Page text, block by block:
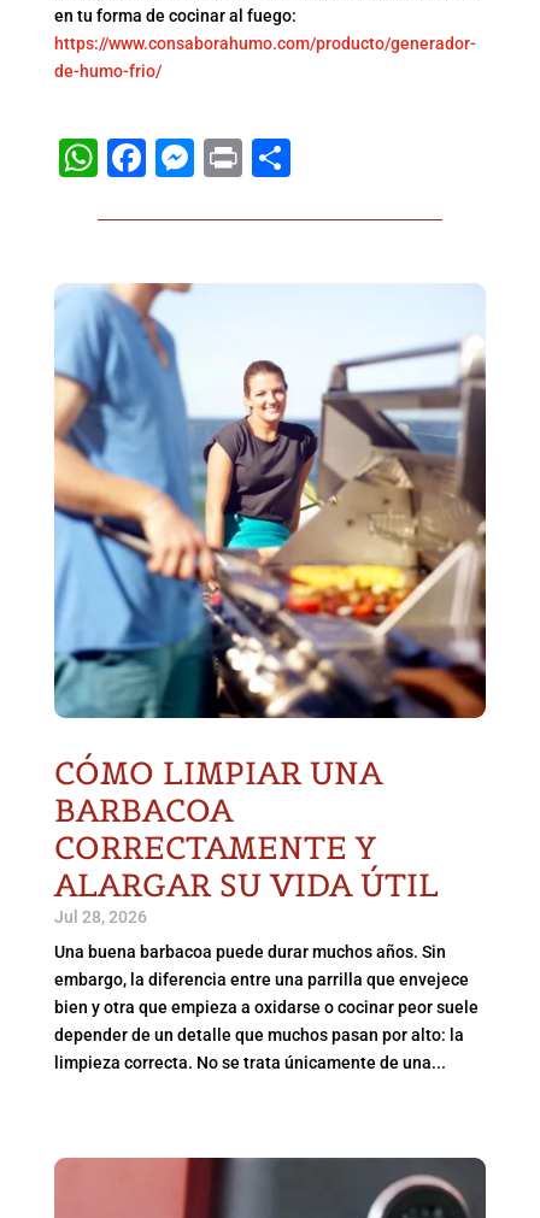
en tu forma de cocinar al fuego:
https://www.consaborahumo.com/producto/generador-
de-humo-frio/
WhatsApp
Facebook
Messenger
PrintCompartir
CÓMO LIMPIAR UNA
BARBACOA
CORRECTAMENTE Y
ALARGAR SU VIDA ÚTIL
Jul 28, 2026
Una buena barbacoa puede durar muchos años. Sin
embargo, la diferencia entre una parrilla que envejece
bien y otra que empieza a oxidarse o cocinar peor suele
depender de un detalle que muchos pasan por alto: la
limpieza correcta. No se trata únicamente de una...